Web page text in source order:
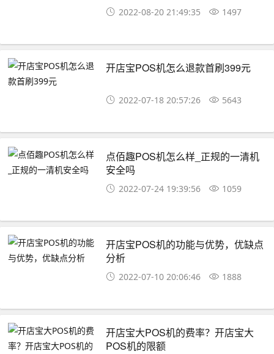
2022-08-20 21:49:35 1497
开店宝POS机怎么退款首刷399元
2022-07-18 20:57:26 5643
点佰趣POS机怎么样_正规的一清机
安全吗
2022-07-24 19:39:56 1059
开店宝POS机的功能与优势，优缺点
分析
2022-07-10 20:06:46 1888
开店宝大POS机的费率？开店宝大
POS机的限额